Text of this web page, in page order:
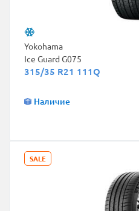
Yokohama
Ice Guard G075
315/35 R21 111Q
Наличие
SALE